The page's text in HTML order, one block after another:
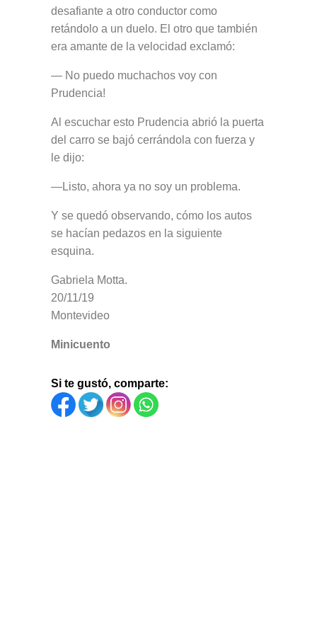
desafiante a otro conductor como
retándolo a un duelo. El otro que también
era amante de la velocidad exclamó:
— No puedo muchachos voy con
Prudencia!
Al escuchar esto Prudencia abrió la puerta
del carro se bajó cerrándola con fuerza y
le dijo:
—Listo, ahora ya no soy un problema.
Y se quedó observando, cómo los autos
se hacían pedazos en la siguiente
esquina.
Gabriela Motta.
20/11/19
Montevideo
Minicuento
Si te gustó, comparte: